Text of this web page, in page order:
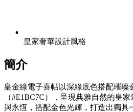
皇家奢華設計風格
簡介
皇金綠電子喜帖以深綠底色搭配璀璨
（#E1BC7C），呈現典雅自然的皇
與永恆，搭配金色光輝，打造出獨